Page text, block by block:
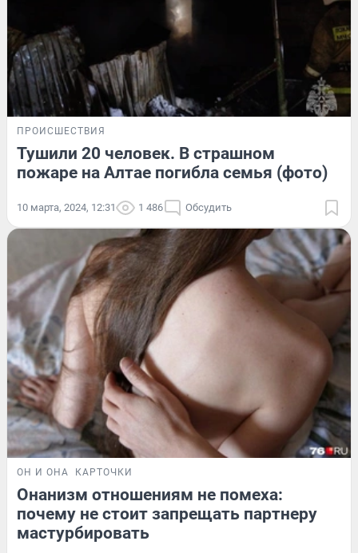
ПРОИСШЕСТВИЯ
Тушили 20 человек. В страшном
пожаре на Алтае погибла семья (фото)
10 марта, 2024, 12:31 1 486 Обсудить
ОН И ОНА КАРТОЧКИ
Онанизм отношениям не помеха:
почему не стоит запрещать партнеру
мастурбировать